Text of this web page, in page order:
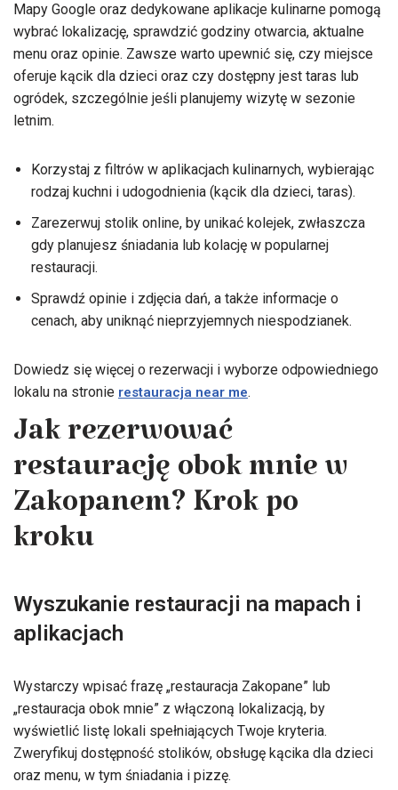
Mapy Google oraz dedykowane aplikacje kulinarne pomogą
wybrać lokalizację, sprawdzić godziny otwarcia, aktualne
menu oraz opinie. Zawsze warto upewnić się, czy miejsce
oferuje kącik dla dzieci oraz czy dostępny jest taras lub
ogródek, szczególnie jeśli planujemy wizytę w sezonie
letnim.
Korzystaj z filtrów w aplikacjach kulinarnych, wybierając
rodzaj kuchni i udogodnienia (kącik dla dzieci, taras).
Zarezerwuj stolik online, by unikać kolejek, zwłaszcza
gdy planujesz śniadania lub kolację w popularnej
restauracji.
Sprawdź opinie i zdjęcia dań, a także informacje o
cenach, aby uniknąć nieprzyjemnych niespodzianek.
Dowiedz się więcej o rezerwacji i wyborze odpowiedniego
lokalu na stronie restauracja near me.
Jak rezerwować
restaurację obok mnie w
Zakopanem? Krok po
kroku
Wyszukanie restauracji na mapach i
aplikacjach
Wystarczy wpisać frazę „restauracja Zakopane” lub
„restauracja obok mnie” z włączoną lokalizacją, by
wyświetlić listę lokali spełniających Twoje kryteria.
Zweryfikuj dostępność stolików, obsługę kącika dla dzieci
oraz menu, w tym śniadania i pizzę.